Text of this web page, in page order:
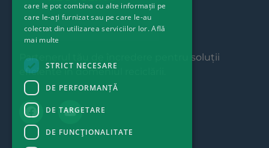
Partenerul tău de încredere pentru soluții
eficiente în domeniul reciclării.
care le pot combina cu alte informații pe
care le-ați furnizat sau pe care le-au
colectat din utilizarea serviciilor lor.Află
mai multe
STRICT NECESARE
DE PERFORMANȚĂ
DE TARGETARE
DE FUNCŢIONALITATE